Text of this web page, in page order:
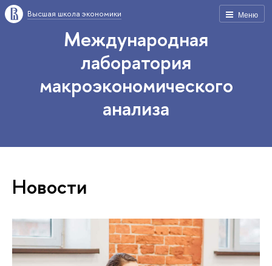
Меню
Высшая школа экономики
Международная
лаборатория
макроэкономического
анализа
Новости